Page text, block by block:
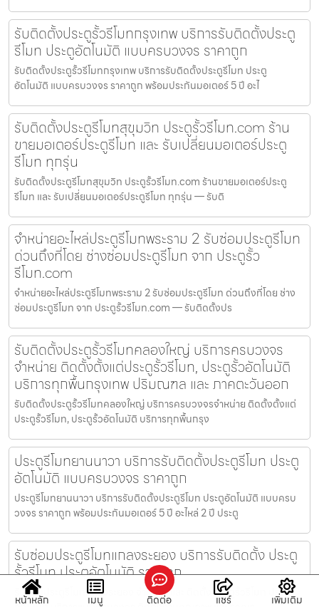
รับติดตั้งประตูรั้วรีโมทกรุงเทพ บริการรับติดตั้งประตู
รีโมท ประตูอัตโนมัติ แบบครบวงจร ราคาถูก
รับติดตั้งประตูรั้วรีโมทกรุงเทพ บริการรับติดตั้งประตูรีโมท ประตู
อัตโนมัติ แบบครบวงจร ราคาถูก พร้อมประกันมอเตอร์ 5 ปี อะไ
รับติดตั้งประตูรีโมทสุขุมวิท ประตูรั้วรีโมท.com ร้าน
ขายมอเตอร์ประตูรีโมท และ รับเปลี่ยนมอเตอร์ประตู
รีโมท ทุกรุ่น
รับติดตั้งประตูรีโมทสุขุมวิท ประตูรั้วรีโมท.com ร้านขายมอเตอร์ประตู
รีโมท และ รับเปลี่ยนมอเตอร์ประตูรีโมท ทุกรุ่น — รับติ
จำหน่ายอะไหล่ประตูรีโมทพระราม 2 รับซ่อมประตูรีโมท
ด่วนถึงที่โดย ช่างซ่อมประตูรีโมท จาก ประตูรั้ว
รีโมท.com
จำหน่ายอะไหล่ประตูรีโมทพระราม 2 รับซ่อมประตูรีโมท ด่วนถึงที่โดย ช่าง
ซ่อมประตูรีโมท จาก ประตูรั้วรีโมท.com — รับติดตั้งปร
รับติดตั้งประตูรั้วรีโมทคลองใหญ่ บริการครบวงจร
จำหน่าย ติดตั้งตั้งแต่ประตูรั้วรีโมท, ประตูรั้วอัตโนมัติ
บริการทุกพื้นกรุงเทพ ปริมณฑล และ ภาคตะวันออก
รับติดตั้งประตูรั้วรีโมทคลองใหญ่ บริการครบวงจรจำหน่าย ติดตั้งตั้งแต่
ประตูรั้วรีโมท, ประตูรั้วอัตโนมัติ บริการทุกพื้นกรุง
ประตูรีโมทยานนาวา บริการรับติดตั้งประตูรีโมท ประตู
อัตโนมัติ แบบครบวงจร ราคาถูก
ประตูรีโมทยานนาวา บริการรับติดตั้งประตูรีโมท ประตูอัตโนมัติ แบบครบ
วงจร ราคาถูก พร้อมประกันมอเตอร์ 5 ปี อะไหล่ 2 ปี ประตู
รับซ่อมประตูรีโมทแกลงระยอง บริการรับติดตั้ง ประตู
รั้วรีโมท ประตูอัตโนมัติ ราคาถูก
รับซ่อมประตูรีโมทแกลงระยอง จำหน่าย และ ติดตั้ง ประตูรั้วรีโมท ประตู
หน้าหลัก เมนู ติดต่อ แชร์ เพิ่มเติม